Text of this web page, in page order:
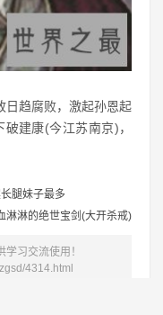
日趋腐败，激起孙恩起
建康(今江苏南京)，
腿妹子最多
淋淋的绝世宝剑(大开杀戒)
习交流使用！
4314.html